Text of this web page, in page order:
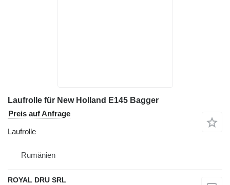
Laufrolle für New Holland E145 Bagger
Preis auf Anfrage
Laufrolle
Rumänien
ROYAL DRU SRL